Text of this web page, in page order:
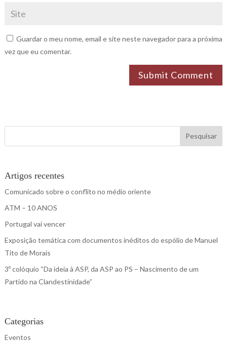
Guardar o meu nome, email e site neste navegador para a próxima
vez que eu comentar.
Submit Comment
Pesquisar
Artigos recentes
Comunicado sobre o conflito no médio oriente
ATM – 10 ANOS
Portugal vai vencer
Exposição temática com documentos inéditos do espólio de Manuel
Tito de Morais
3º colóquio “Da ideia à ASP, da ASP ao PS – Nascimento de um
Partido na Clandestinidade”
Categorias
Eventos